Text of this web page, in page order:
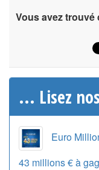
Vous avez trouvé
... Lisez
Euro
43 millions € à